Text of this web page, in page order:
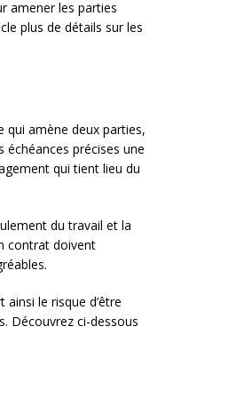
amener les parties
plus de détails sur les
qui amène deux parties,
précises une
qui tient lieu du
du travail et la
contrat doivent
ainsi le risque d’être
Découvrez ci-dessous